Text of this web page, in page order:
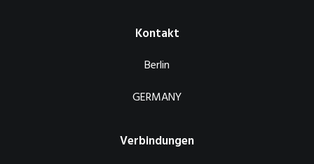
Kontakt
Berlin
GERMANY
Verbindungen